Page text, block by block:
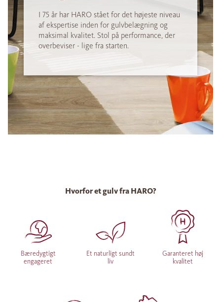
I 75 år har HARO stået for det højeste niveau
af ekspertise inden for gulvbelægning og
maksimal kvalitet. Stol på performance, der
overbeviser - lige fra starten.
Hvorfor et gulv fra HARO?
Bæredygtigt
engageret
Et naturligt sundt
liv
Garanteret høj
kvalitet